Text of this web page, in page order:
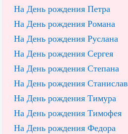
На День рождения Петра
На День рождения Романа
На День рождения Руслана
На День рождения Сергея
На День рождения Степана
На День рождения
На День рождения Тимура
На День рождения Тимофея
На День рождения Федора